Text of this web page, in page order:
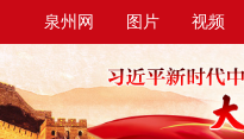
泉州网 图片 视频
泉州商报